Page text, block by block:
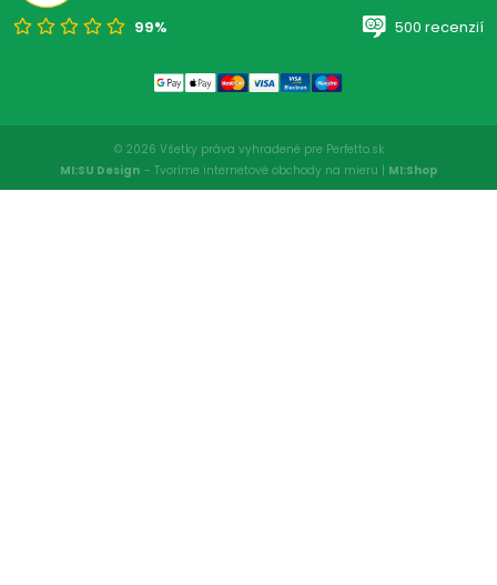
99%
500 recenzií
© 2026 Všetky práva vyhradené pre Perfetto.sk
MI:SU Design - Tvoríme internetové obchody na mieru | MI:Shop